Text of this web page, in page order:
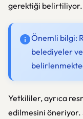
gerektiği belirtiliyor.
Önemli bilgi:
belediyeler
Yetkililer, ayrıca
edilmesini öneriyor.